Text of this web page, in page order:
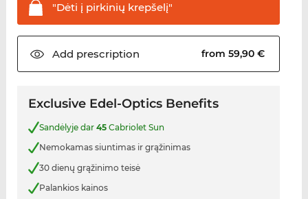
"Dėti į pirkinių krepšelį"
Add prescription from 59,90 €
Exclusive Edel-Optics Benefits
Sandėlyje dar 45Cabriolet Sun
Nemokamas siuntimas ir grąžinimas
30 dienų grąžinimo teisė
Palankios kainos